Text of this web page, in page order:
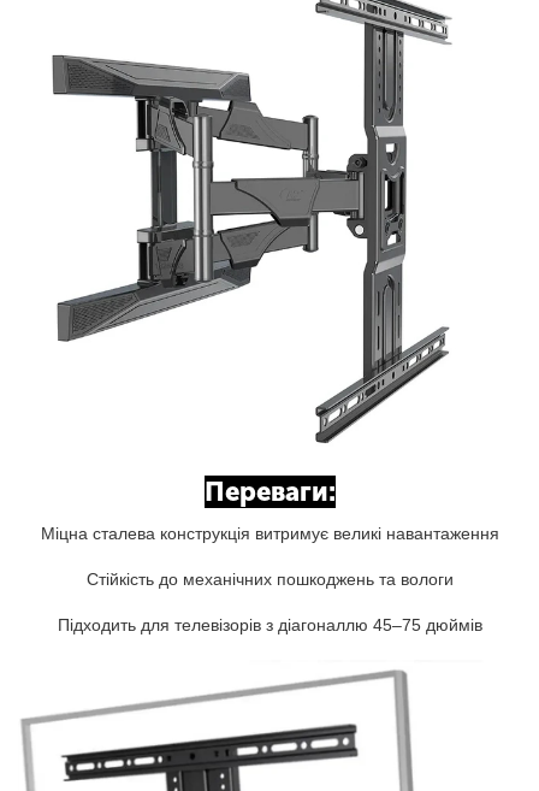
Переваги:
Міцна сталева конструкція витримує великі навантаження
Стійкість до механічних пошкоджень та вологи
Підходить для телевізорів з діагоналлю 45–75 дюймів